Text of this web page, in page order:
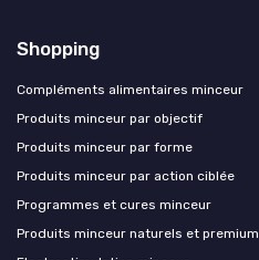
Shopping
Compléments alimentaires minceur
Produits minceur par objectif
Produits minceur par forme
Produits minceur par action ciblée
Programmes et cures minceur
Produits minceur naturels et premium